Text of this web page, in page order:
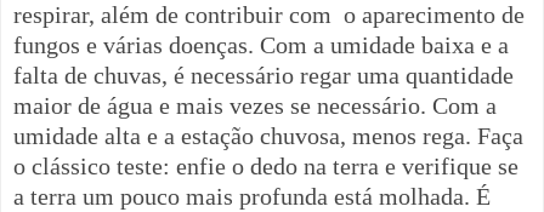
respirar, além de contribuir com o aparecimento de
fungos e várias doenças. Com a umidade baixa e a
falta de chuvas, é necessário regar uma quantidade
maior de água e mais vezes se necessário. Com a
umidade alta e a estação chuvosa, menos rega. Faça
o clássico teste: enfie o dedo na terra e verifique se
a terra um pouco mais profunda está molhada. É